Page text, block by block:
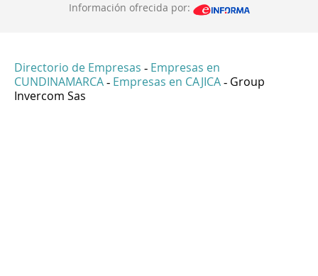
Información ofrecida por:
Directorio de Empresas - Empresas en
CUNDINAMARCA - Empresas en CAJICA - Group
Invercom Sas